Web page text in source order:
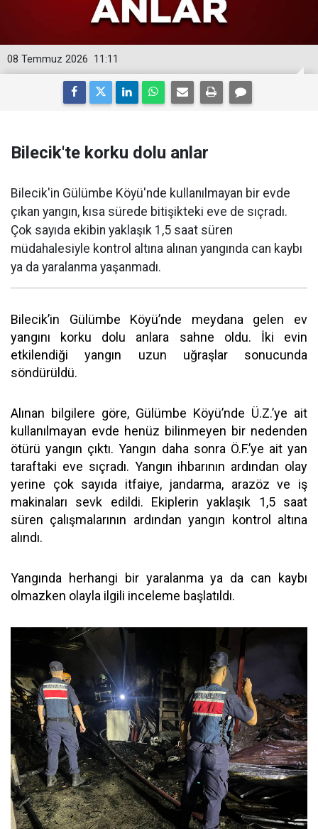
11:11
08 Temmuz 2026
Bilecik'te korku dolu anlar
Bilecik'in Gülümbe Köyü'nde kullanılmayan bir evde
çıkan yangın, kısa sürede bitişikteki eve de sıçradı.
Çok sayıda ekibin yaklaşık 1,5 saat süren
müdahalesiyle kontrol altına alınan yangında can kaybı
ya da yaralanma yaşanmadı.
Bilecik’in Gülümbe Köyü’nde meydana gelen ev
yangını korku dolu anlara sahne oldu. İki evin
etkilendiği yangın uzun uğraşlar sonucunda
söndürüldü.
Alınan bilgilere göre, Gülümbe Köyü’nde Ü.Z.’ye ait
kullanılmayan evde henüz bilinmeyen bir nedenden
ötürü yangın çıktı. Yangın daha sonra Ö.F.’ye ait yan
taraftaki eve sıçradı. Yangın ihbarının ardından olay
yerine çok sayıda itfaiye, jandarma, arazöz ve iş
makinaları sevk edildi. Ekiplerin yaklaşık 1,5 saat
süren çalışmalarının ardından yangın kontrol altına
alındı.
Yangında herhangi bir yaralanma ya da can kaybı
olmazken olayla ilgili inceleme başlatıldı.